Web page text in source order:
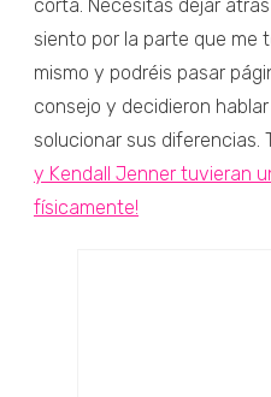
corta. Necesitas dejar
siento por la parte que me
mismo y podréis pasar
consejo y decidieron
solucionar sus diferencias.
y Kendall Jenner tuvieran
físicamente!